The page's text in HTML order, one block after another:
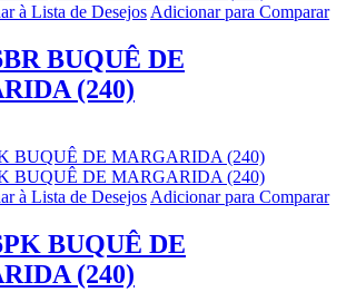
à Lista de Desejos Adicionar para Comparar
BUQUÊ DE
(240)
à Lista de Desejos Adicionar para Comparar
BUQUÊ DE
(240)